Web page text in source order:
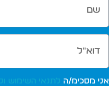
אני מסכימ/ה לתנאי השימוש